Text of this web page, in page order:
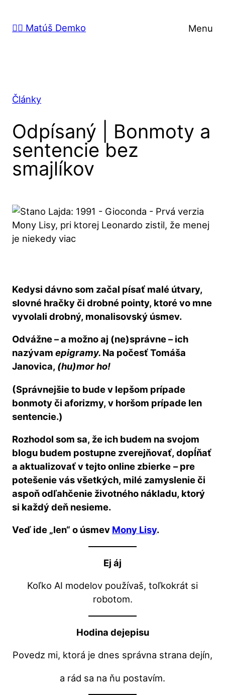
na🙋‍♂️ Matúš Demko Menu
Články
Odpísaný | Bonmoty a
sentencie bez
smajlíkov
Kedysi dávno som začal písať malé útvary,
slovné hračky či drobné pointy, ktoré vo mne
vyvolali drobný, monalisovský úsmev.
Odvážne – a možno aj (ne)správne – ich
nazývamepigramy. Na počesť Tomáša
Janovica, (hu)mor ho!
(Správnejšie to bude v lepšom prípade
bonmoty či aforizmy, v horšom prípade len
sentencie.)
Rozhodol som sa, že ich budem na svojom
blogu budem postupne zverejňovať, dopĺňať
a aktualizovať v tejto online zbierke – pre
potešenie vás všetkých, milé zamyslenie či
aspoň odľahčenie životného nákladu, ktorý
si každý deň nesieme.
Veď ide „len“ o úsmev Mony Lisy.
Ej áj
Koľko AI modelov používaš, toľkokrát si
robotom.
Hodina dejepisu
Povedz mi, ktorá je dnes správna strana dejín,
a rád sa na ňu postavím.